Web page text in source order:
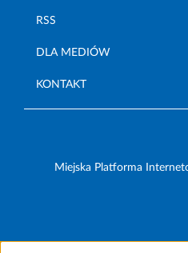
RSS
DLA MEDIÓW
KONTAKT
Miejska Platforma